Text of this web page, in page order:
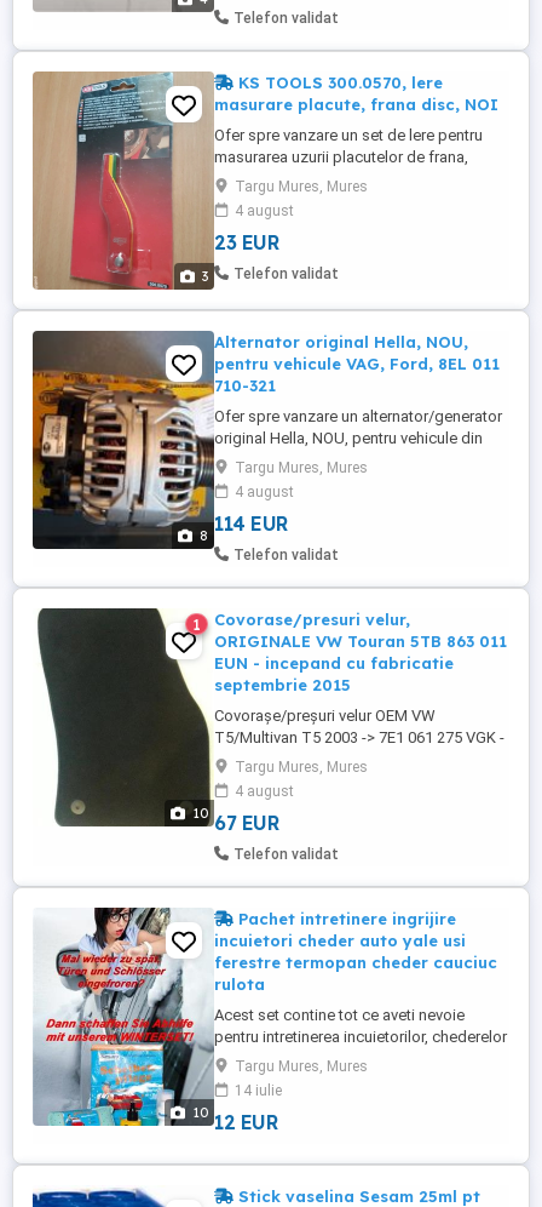
aproximative: 1750x160x70 mm (LxlxÎ).
Telefon validat
3
KS TOOLS 300.0570, lere
masurare placute, frana disc, NOI
Ofer spre vanzare un set de lere pentru
masurarea uzurii placutelor de frana,
marca KS Tools, cod articol 300.0570.
Descriere: - pentru evaluarea rapidă a
grosimii plăcuțelor de frână la frâne cu
disc - cu cod de culoare - cu indicator în
mm pe lerele de uzură - interval de
Targu Mures, Mures
4 august
23 EUR
Telefon validat
8
Alternator original Hella, NOU,
pentru vehicule VAG, Ford, 8EL 011
710-321
Ofer spre vanzare un alternator/generator
original Hella, NOU, pentru vehicule din
grupul VAG si Ford, cu codul 8EL 011 710-
321 Caracteristicile produsului:
Asamblare: generator Tensiune [V]: 14
Curent de încărcare a generatorului [A]: 120
Nu este necesară returnarea pieselor
Targu Mures, Mures
4 august
114 EUR
Telefon validat
10
1
Covorase/presuri velur,
ORIGINALE VW Touran 5TB 863 011
EUN - incepand cu fabricatie
septembrie 2015
Covorașe/preșuri velur OEM VW
T5/Multivan T5 2003 -> 7E1 061 275 VGK -
imagine 1 Covorașe/preșuri velur OEM VW
T5/Multivan T5 2003 -> 7E1 061 275 VGK -
imagine 2 Covorașe/preșuri velur OEM VW
T5/Multivan T5 2003 -> 7E1 061 275 VGK -
imagine 3 Covorașe/preșuri velur OEM VW
Targu Mures, Mures
4 august
67 EUR
Telefon validat
10
Pachet intretinere ingrijire
incuietori cheder auto yale usi
ferestre termopan cheder cauciuc
rulota
Acest set contine tot ce aveti nevoie
pentru intretinerea incuietorilor, chederelor
și garniturilor din cauciuc: 1 sticla de ulei
de deblocare incuietori / ulei anti inghet,
50 ml: 3 in 1: degivrare, curatare, ungere,
Rapid si fiabil Curatare si ungere intr-un
Targu Mures, Mures
14 iulie
12 EUR
Stick vaselina Sesam 25ml pt